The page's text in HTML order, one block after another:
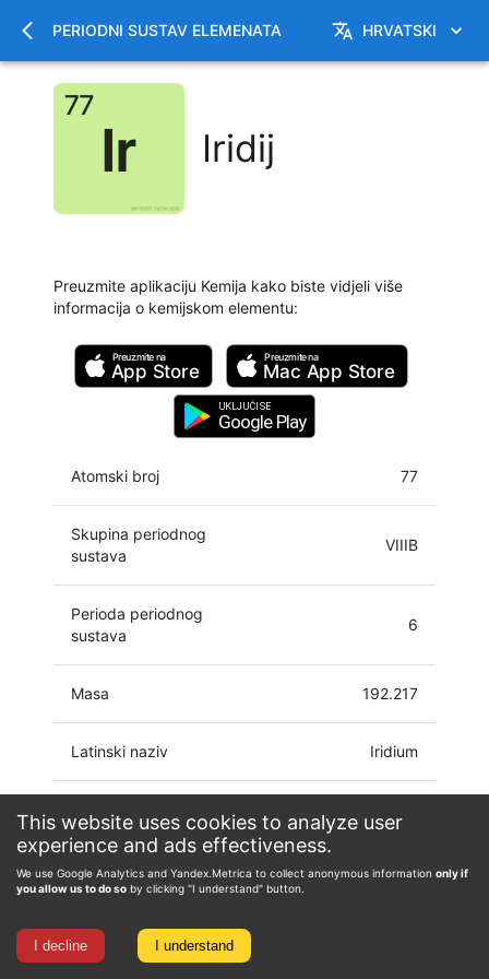
This website uses cookies to analyze user
experience and ads effectiveness.
We use Google Analytics and Yandex.Metrica to collect anonymous information only if
you allow us to do so by clicking "I understand" button.
I decline I understand
PERIODNI SUSTAV ELEMENATA HRVATSKI
Iridij
Preuzmite aplikaciju Kemija kako biste vidjeli više
informacija o kemijskom elementu:
Preuzmite na
App Store
Preuzmite na
Mac App Store
UKLJUČI SE
Google Play
Atomski broj 77
Skupina periodnog
sustava
VIIIB
Perioda periodnog
sustava
6
Masa 192.217
Latinski naziv Iridium
atoma
[Xe]4f14 5d7 6s2
Oksidacijsko stanje
-3, -1, 0, 1, 2, 3, 4, 5,